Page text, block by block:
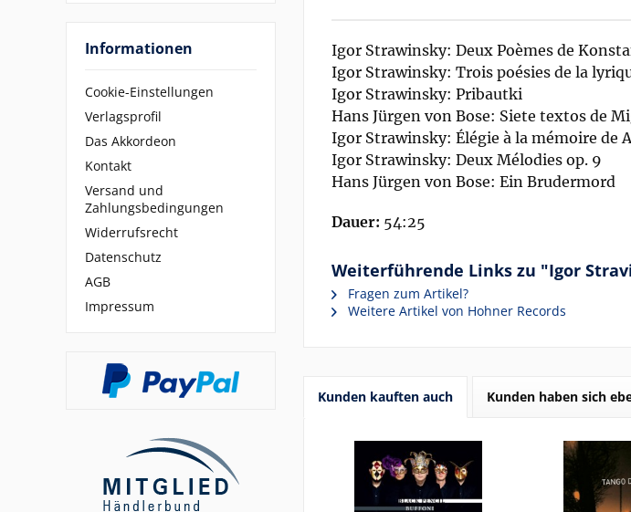
Informationen
Cookie-Einstellungen
Verlagsprofil
Das Akkordeon
Kontakt
Versand und
Zahlungsbedingungen
Widerrufsrecht
Datenschutz
AGB
Impressum
Igor Strawinsky: Deux Poèmes de
Igor Strawinsky: Trois poésies de la
Igor Strawinsky: Pribautki
Hans Jürgen von Bose: Siete textos de
Igor Strawinsky: Élégie à la mémoire de
Igor Strawinsky: Deux Mélodies op. 9
Hans Jürgen von Bose: Ein Brudermord
Dauer: 54:25
Weiterführende Links zu "Igor
Fragen zum Artikel?
Weitere Artikel von Hohner Records
Kunden kauften auch Kunden haben sich